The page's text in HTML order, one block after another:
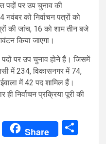
पदों पर उप चुनाव की
को निर्वाचन पत्रों को
की जांच, 16 को शाम तीन बजे
किया जाएगा।
पर उप चुनाव होने हैं। जिसमें
में 234, विकासनगर में 74,
में 42 पद शामिल हैं।
निर्वाचन प्रक्रिया पूरी की
X Share